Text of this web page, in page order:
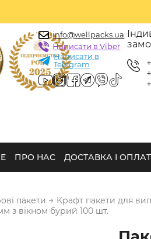
info@wellpacks.ua
Написати в Viber
Написати в
Telegram
ПРО НАС ДОСТАВКА І
пакети → Крафт пакети для
з вікном бурий 100 шт.